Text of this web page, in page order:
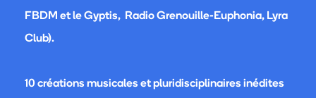
FBDM et le Gyptis, Radio Grenouille-Euphonia, Lyra
Club).
10 créations musicales et pluridisciplinaires inédites